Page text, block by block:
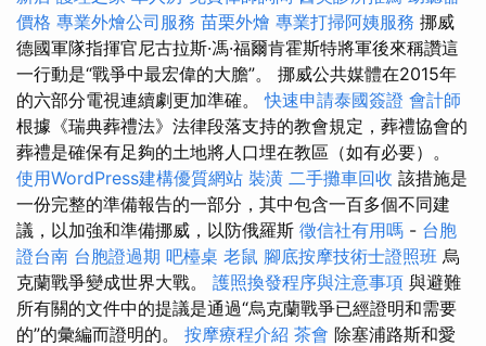
價格 專業外燴公司服務 苗栗外燴 專業打掃阿姨服務 挪威
德國軍隊指揮官尼古拉斯·馮·福爾肯霍斯特將軍後來稱讚這
一行動是“戰爭中最宏偉的大膽”。 挪威公共媒體在2015年
的六部分電視連續劇更加準確。快速申請泰國簽證 會計師
根據《瑞典葬禮法》法律段落支持的教會規定，葬禮協會的
葬禮是確保有足夠的土地將人口埋在教區（如有必要）。
使用WordPress建構優質網站 裝潢 二手攤車回收 該措施是
一份完整的準備報告的一部分，其中包含一百多個不同建
議，以加強和準備挪威，以防俄羅斯 徵信社有用嗎 - 台胞
證台南 台胞證過期 吧檯桌 老鼠 腳底按摩技術士證照班 烏
克蘭戰爭變成世界大戰。 護照換發程序與注意事項 與避難
所有關的文件中的提議是通過“烏克蘭戰爭已經證明和需要
的”的彙編而證明的。 按摩療程介紹 茶會 除塞浦路斯和愛